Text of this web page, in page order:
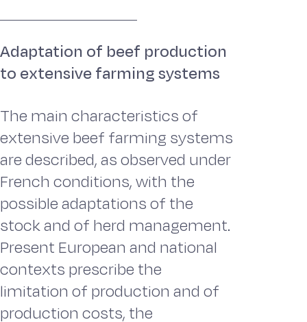
Adaptation of beef production
to extensive farming systems
The main characteristics of
extensive beef farming systems
are described, as observed under
French conditions, with the
possible adaptations of the
stock and of herd management.
Present European and national
contexts prescribe the
limitation of production and of
production costs, the